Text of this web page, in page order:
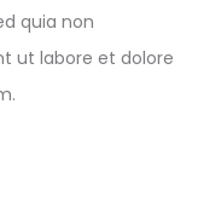
quia non
ut labore et dolore